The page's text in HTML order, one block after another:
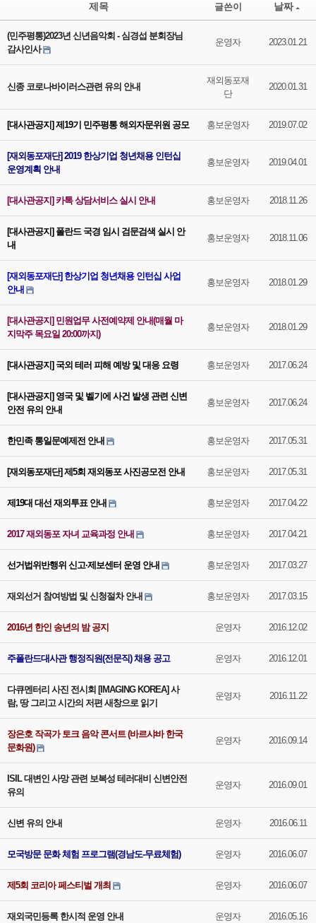
제목 글쓴이 날짜
(민주평통)2023년 신년음악회 - 심경섭 분회장님
감사인사
운영자 2023.01.21
신종 코로나바이러스관련 유의 안내
재외동포재
단
2020.01.31
[대사관공지] 제19기 민주평통 해외자문위원 공모 홍보운영자 2019.07.02
[재외동포재단] 2019 한상기업 청년채용 인턴십
운영계획 안내
홍보운영자 2019.04.01
[대사관공지] 카톡 상담서비스 실시 안내 홍보운영자 2018.11.26
[대사관공지] 폴란드 국경 임시 검문검색 실시 안
내
홍보운영자 2018.11.06
[재외동포재단] 한상기업 청년채용 인턴십 사업
안내
홍보운영자 2018.01.29
[대사관공지] 민원업무 사전예약제 안내(매월 마
지막주 목요일 20:00까지)
홍보운영자 2018.01.29
[대사관공지] 국외 테러 피해 예방 및 대응 요령 홍보운영자 2017.06.24
[대사관공지] 영국 및 벨기에 사건 발생 관련 신변
안전 유의 안내
홍보운영자 2017.06.24
한민족 통일문예제전 안내 홍보운영자 2017.05.31
[재외동포재단] 제5회 재외동포 사진공모전 안내 홍보운영자 2017.05.31
제19대 대선 재외투표 안내 홍보운영자 2017.04.22
2017 재외동포 자녀 교육과정 안내 홍보운영자 2017.04.21
선거법위반행위 신고·제보센터 운영 안내 홍보운영자 2017.03.27
재외선거 참여방법 및 신청절차 안내 홍보운영자 2017.03.15
2016년 한인 송년의 밤 공지 운영자 2016.12.02
주폴란드대사관 행정직원(전문직) 채용 공고 운영자 2016.12.01
다큐멘터리 사진 전시회 [IMAGING KOREA] 사
람, 땅 그리고 시간의 저편 새창으로 읽기
운영자 2016.11.22
장은호 작곡가 토크 음악 콘서트 (바르샤바 한국
문화원)
운영자 2016.09.14
ISIL 대변인 사망 관련 보복성 테러대비 신변안전
유의
운영자 2016.09.01
신변 유의 안내 운영자 2016.06.11
모국방문 문화 체험 프로그램(경남도-무료체험) 운영자 2016.06.07
제5회 코리아 페스티벌 개최 운영자 2016.06.07
재외국민등록 한시적 운영 안내 운영자 2016.05.16